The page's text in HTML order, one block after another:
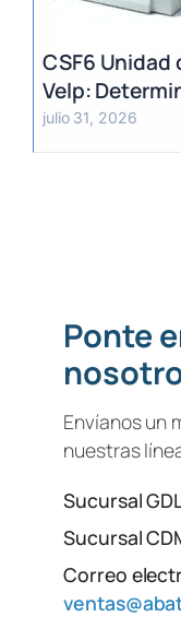
CSF6
Velp:
(AOAC)
julio 31, 2026
Ponte
Envíanos un
nuestras
Sucursal
Sucursal
Correo